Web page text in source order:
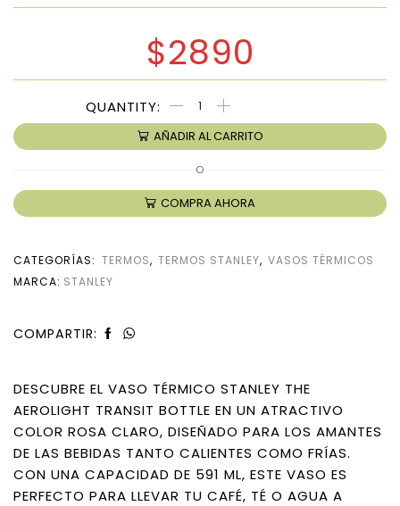
$2890
AÑADIR AL CARRITO
O
COMPRA AHORA
CATEGORÍAS: TERMOS, TERMOS STANLEY, VASOS TÉRMICOS
MARCA: STANLEY
COMPARTIR:
DESCUBRE EL VASO TÉRMICO STANLEY THE
AEROLIGHT TRANSIT BOTTLE EN UN ATRACTIVO
COLOR ROSA CLARO, DISEÑADO PARA LOS AMANTES
DE LAS BEBIDAS TANTO CALIENTES COMO FRÍAS.
CON UNA CAPACIDAD DE 591 ML, ESTE VASO ES
PERFECTO PARA LLEVAR TU CAFÉ, TÉ O AGUA A